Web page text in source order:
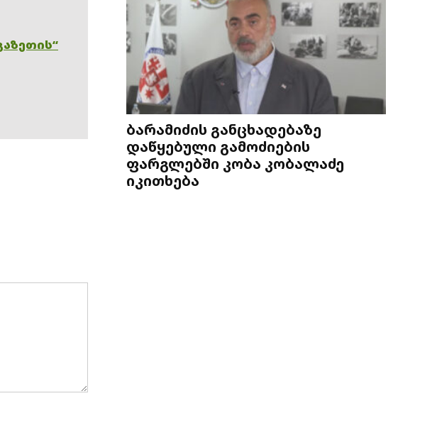
ბარამიძის განცხადებაზე
დაწყებული გამოძიების
ფარგლებში კობა კობალაძე
იკითხება